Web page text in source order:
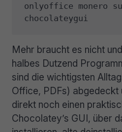
onlyoffice monero
chocolateygui
Mehr braucht es nicht
halbes Dutzend
sind die wichtigsten
Office, PDFs) abgedeckt
direkt noch einen
Chocolatey’s GUI, über